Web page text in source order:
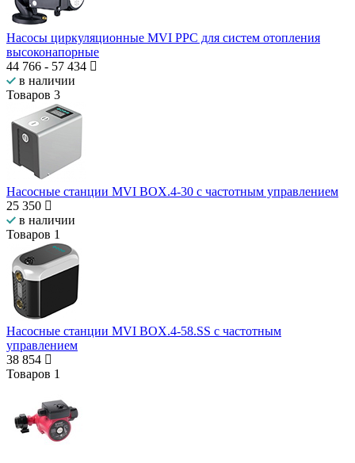
Насосы циркуляционные MVI PPC для систем отопления
высоконапорные
44 766 - 57 434
в наличии
Товаров 3
Насосные станции MVI BOX.4-30 с частотным управлением
25 350
в наличии
Товаров 1
Насосные станции MVI BOX.4-58.SS с частотным
управлением
38 854
Товаров 1